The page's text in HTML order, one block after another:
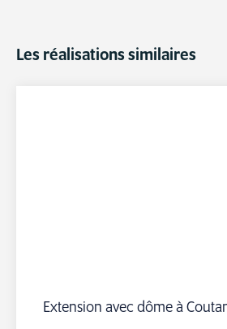
Les réalisations similaires
Extension avec dôme à